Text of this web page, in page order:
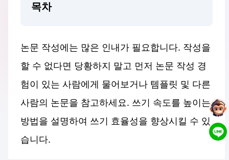
목차
논문 작성에는 많은 인내가 필요합니다. 작성을
할 수 없다면 당황하지 말고 먼저 논문 작성 경
험이 있는 사람에게 물어보거나 템플릿 및 다른
사람의 논문을 참고하세요. 쓰기 속도를 높이는
방법을 설명하여 쓰기 효율성을 향상시킬 수 있
습니다.